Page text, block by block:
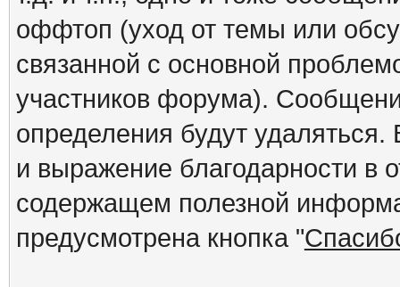
оффтоп (уход от темы или
связанной с основной
участников форума).
определения будут
и выражение благодарности в
содержащем полезной
предусмотрена кнопка "